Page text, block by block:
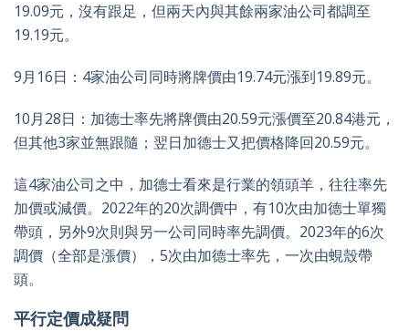
19.09元，沒有跟足，但兩天內與其餘兩家油公司都調至
19.19元。
9月16日：4家油公司同時將牌價由19.74元漲到19.89元。
10月28日：加德士率先將牌價由20.59元漲價至20.84港元，
但其他3家並無跟隨；翌日加德士又把價格降回20.59元。
這4家油公司之中，加德士看來是行業的領頭羊，往往率先
加價或減價。2022年的20次調價中，有10次由加德士單獨
帶頭，另外9次則與另一公司同時率先調價。2023年的6次
調價（全部是漲價），5次由加德士率先，一次由蜆殼帶
頭。
平行定價成疑問